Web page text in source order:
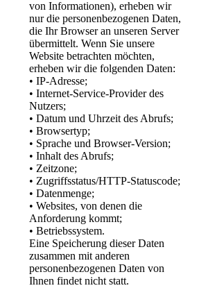
von Informationen), erheben wir
nur die personenbezogenen Daten,
die Ihr Browser an unseren Server
übermittelt. Wenn Sie unsere
Website betrachten möchten,
erheben wir die folgenden Daten:
• IP-Adresse;
• Internet-Service-Provider des
Nutzers;
• Datum und Uhrzeit des Abrufs;
• Browsertyp;
• Sprache und Browser-Version;
• Inhalt des Abrufs;
• Zeitzone;
• Zugriffsstatus/HTTP-Statuscode;
• Datenmenge;
• Websites, von denen die
Anforderung kommt;
• Betriebssystem.
Eine Speicherung dieser Daten
zusammen mit anderen
personenbezogenen Daten von
Ihnen findet nicht statt.